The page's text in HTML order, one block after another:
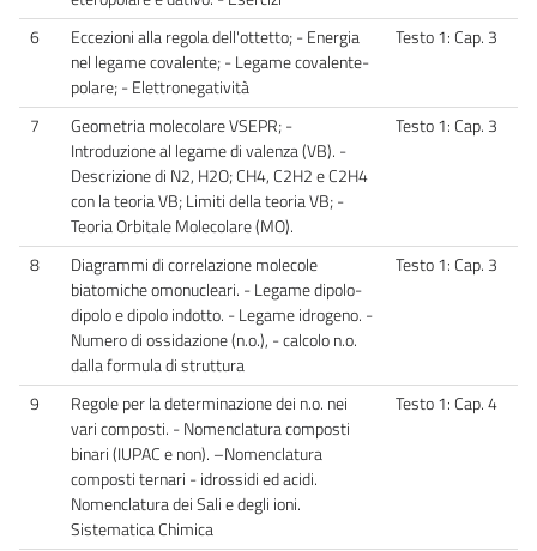
6
Eccezioni alla regola dell'ottetto; - Energia
nel legame covalente; - Legame covalente-
polare; - Elettronegatività
Testo 1: Cap. 3
7
Geometria molecolare VSEPR; -
Introduzione al legame di valenza (VB). -
Descrizione di N2, H2O; CH4, C2H2 e C2H4
con la teoria VB; Limiti della teoria VB; -
Teoria Orbitale Molecolare (MO).
Testo 1: Cap. 3
8
Diagrammi di correlazione molecole
biatomiche omonucleari. - Legame dipolo-
dipolo e dipolo indotto. - Legame idrogeno. -
Numero di ossidazione (n.o.), - calcolo n.o.
dalla formula di struttura
Testo 1: Cap. 3
9
Regole per la determinazione dei n.o. nei
vari composti. - Nomenclatura composti
binari (IUPAC e non). –Nomenclatura
composti ternari - idrossidi ed acidi.
Nomenclatura dei Sali e degli ioni.
Sistematica Chimica
Testo 1: Cap. 4